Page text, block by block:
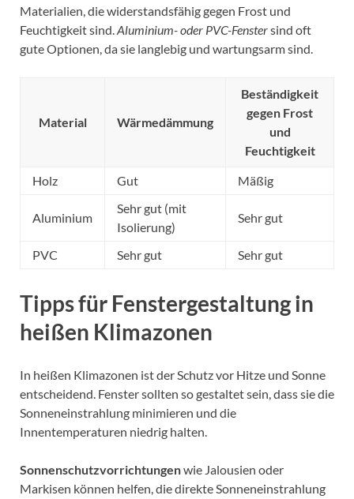
Materialien, die widerstandsfähig gegen Frost und
Feuchtigkeit sind.Aluminium- oder PVC-Fenstersind oft
gute Optionen, da sie langlebig und wartungsarm sind.
Material Wärmedämmung
Beständigkeit
gegen Frost
und
Feuchtigkeit
Holz
Gut Mäßig
Aluminium
Sehr gut (mit
Isolierung)
Sehr gut
PVC Sehr gut Sehr gut
Tipps für Fenstergestaltung in
heißen Klimazonen
In heißen Klimazonen ist der Schutz vor Hitze und Sonne
entscheidend. Fenster sollten so gestaltet sein, dass sie die
Sonneneinstrahlung minimieren und die
Innentemperaturen niedrig halten.
Sonnenschutzvorrichtungenwie Jalousien oder
Markisen können helfen, die direkte Sonneneinstrahlung